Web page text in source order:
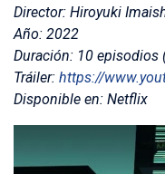
Director: Hiroyuki
Año: 2022
Duración: 10
Tráiler: https://
Disponible en: Netflix